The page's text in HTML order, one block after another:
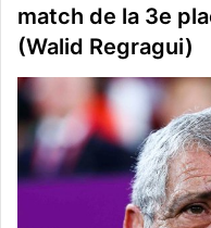
match de la 3e
(Walid Regragui)